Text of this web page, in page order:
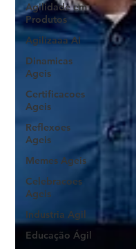
Agilidade em
Produtos
Agilizaaa AI
Dinamicas
Ageis
Certificacoes
Ageis
Reflexoes
Ageis
Memes Ageis
Celebracoes
Ageis
Industria Agil
Educação Ágil